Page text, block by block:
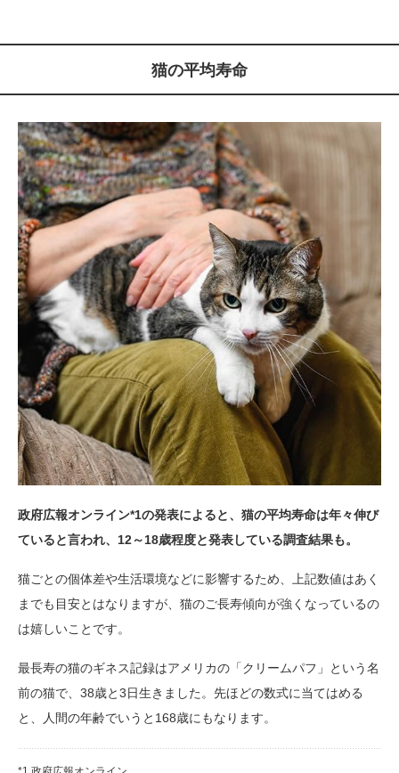
猫の平均寿命
政府広報オンライン*1の発表によると、猫の平均寿命は年々伸び
ていると言われ、12～18歳程度と発表している調査結果も。
猫ごとの個体差や生活環境などに影響するため、上記数値はあく
までも目安とはなりますが、猫のご長寿傾向が強くなっているの
は嬉しいことです。
最長寿の猫のギネス記録はアメリカの「クリームパフ」という名
前の猫で、38歳と3日生きました。先ほどの数式に当てはめる
と、人間の年齢でいうと168歳にもなります。